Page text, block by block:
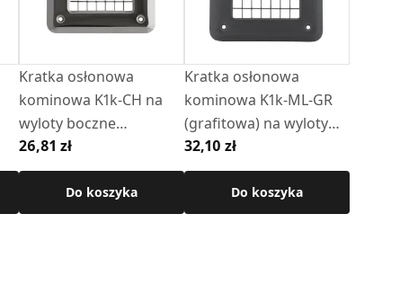
Kratka osłonowa
kominowa K1k-CH na
wyloty boczne
(chromonikiel)
26,81 zł
Do koszyka
Kratka osłonowa
kominowa K1k-ML-GR
(grafitowa) na wyloty
boczne
32,10 zł
Do koszyka